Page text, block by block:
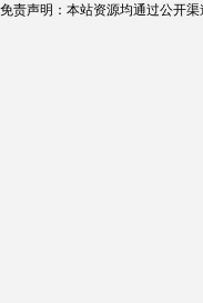
免责声明：本站资源均通过公开渠